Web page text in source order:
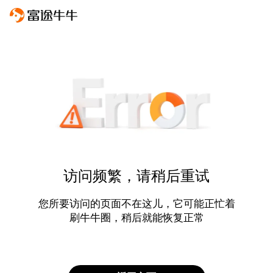
访问频繁，请稍后重试
您所要访问的页面不在这儿，它可能正忙着
刷牛牛圈，稍后就能恢复正常